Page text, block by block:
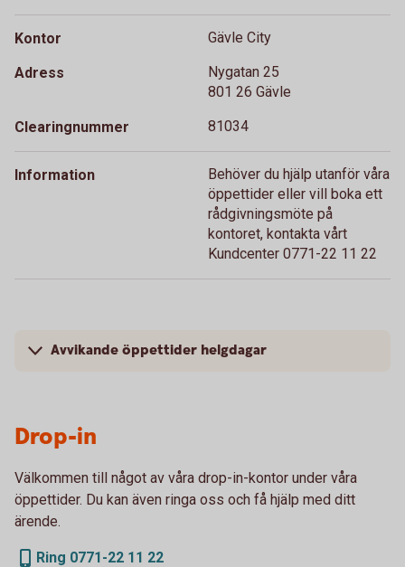
Kontor Gävle City
Adress
Nygatan 25
801 26 Gävle
Clearingnummer 81034
Information
Behöver du hjälp utanför våra
öppettider eller vill boka ett
rådgivningsmöte på
kontoret, kontakta vårt
Kundcenter 0771-22 11 22
Avvikande öppettider helgdagar
Drop-in
Välkommen till något av våra drop-in-kontor under våra
öppettider. Du kan även ringa oss och få hjälp med ditt
ärende.
Ring 0771-22 11 22